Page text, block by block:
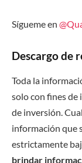
Sígueme en
Descargo de
Toda la
solo con fines de
de inversión.
información que
estrictamente
brindar